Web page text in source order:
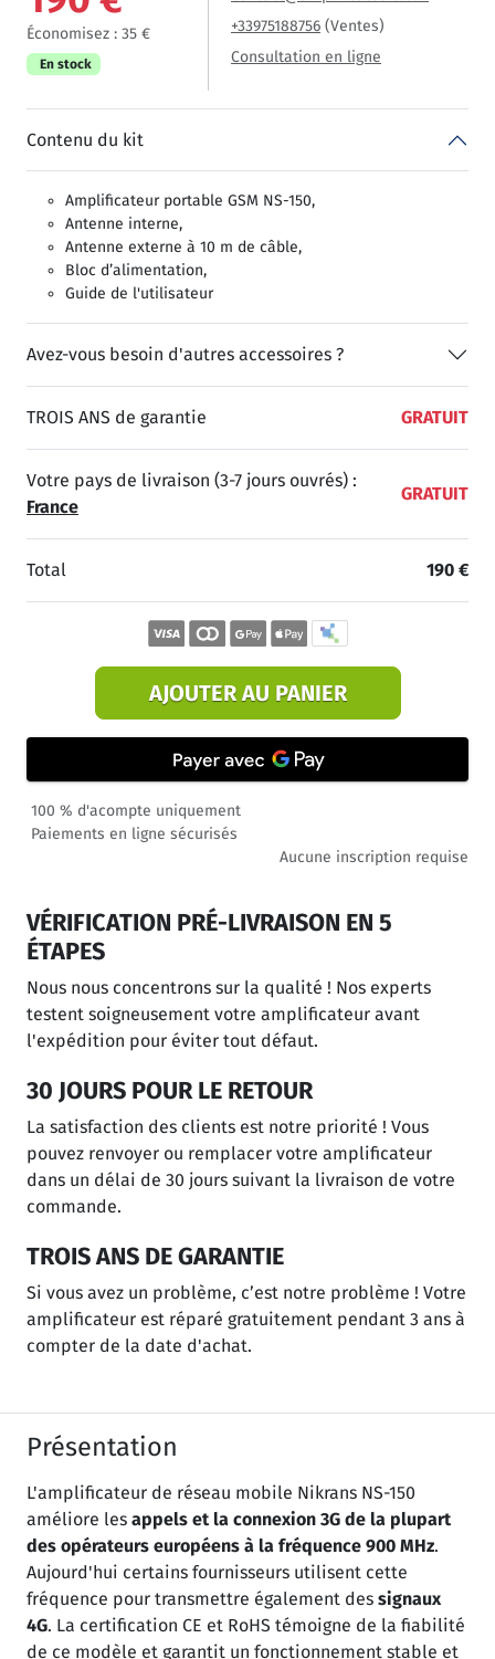
Économisez : 35 €
En stock
+33975188756 (Ventes)
Consultation en ligne
Contenu du kit
Amplificateur portable GSM NS-150,
Antenne interne,
Antenne externe à 10 m de câble,
Bloc d’alimentation,
Guide de l'utilisateur
Avez-vous besoin d'autres accessoires ?
TROIS ANS de garantie GRATUIT
Votre pays de livraison (3-7 jours ouvrés) :
France
GRATUIT
Total 190 €
AJOUTER AU PANIER
100 % d'acompte uniquement
Paiements en ligne sécurisés
Aucune inscription requise
VÉRIFICATION PRÉ-LIVRAISON EN 5
ÉTAPES
Nous nous concentrons sur la qualité ! Nos experts
testent soigneusement votre amplificateur avant
l'expédition pour éviter tout défaut.
30 JOURS POUR LE RETOUR
La satisfaction des clients est notre priorité ! Vous
pouvez renvoyer ou remplacer votre amplificateur
dans un délai de 30 jours suivant la livraison de votre
commande.
TROIS ANS DE GARANTIE
Si vous avez un problème, c’est notre problème ! Votre
amplificateur est réparé gratuitement pendant 3 ans à
compter de la date d'achat.
Présentation
L'amplificateur de réseau mobile Nikrans NS-150
améliore les appels et la connexion 3G de la plupart
des opérateurs européens à la fréquence 900 MHz.
Aujourd'hui certains fournisseurs utilisent cette
fréquence pour transmettre également des signaux
4G. La certification CE et RoHS témoigne de la fiabilité
de ce modèle et garantit un fonctionnement stable et